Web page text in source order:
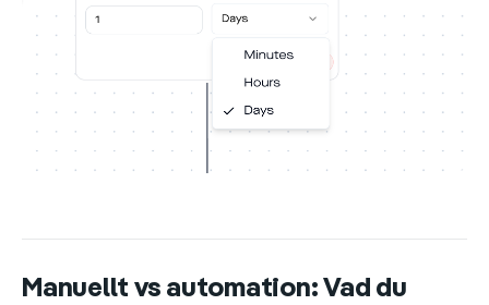
Manuellt vs automation: Vad du